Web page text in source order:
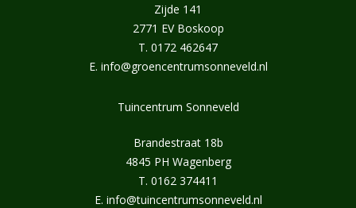
Zijde 141
2771 EV Boskoop
T. 0172 462647
E. info@groencentrumsonneveld.nl
Tuincentrum Sonneveld
Brandestraat 18b
4845 PH Wagenberg
T. 0162 374411
E. info@tuincentrumsonneveld.nl